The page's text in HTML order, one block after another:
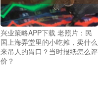
兴业策略APP下载 老照片：民
国上海弄堂里的小吃摊，卖什么
来吊人的胃口？当时报纸怎么评
价？